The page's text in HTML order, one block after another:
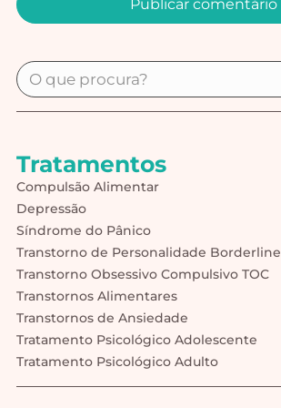
Tratamentos
Compulsão Alimentar
Depressão
Síndrome do Pânico
Transtorno de Personalidade Borderline
Transtorno Obsessivo Compulsivo TOC
Transtornos Alimentares
Transtornos de Ansiedade
Tratamento Psicológico Adolescente
Tratamento Psicológico Adulto